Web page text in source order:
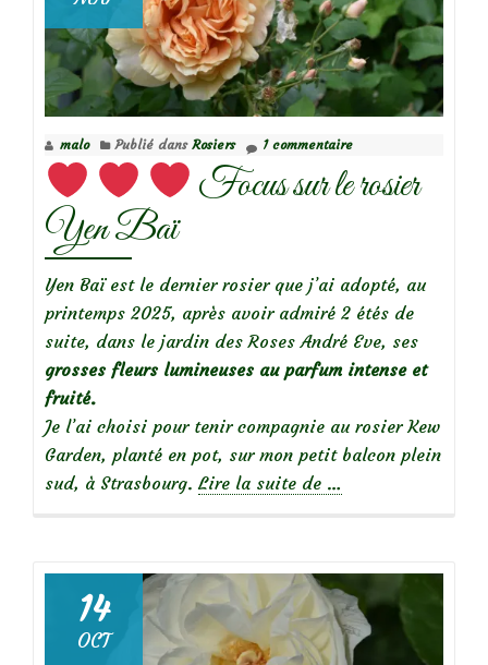
malo Publié dans Rosiers 1 commentaire
Focus sur le rosier
Yen Baï
Yen Baï est le dernier rosier que j’ai adopté, au
printemps 2025, après avoir admiré 2 étés de
suite, dans le jardin des Roses André Eve, ses
grosses fleurs lumineuses au parfum intense et
fruité.
Je l’ai choisi pour tenir compagnie au rosier Kew
Garden, planté en pot, sur mon petit balcon plein
sud, à Strasbourg. Lire la suite de
Focus
…
14
OCT